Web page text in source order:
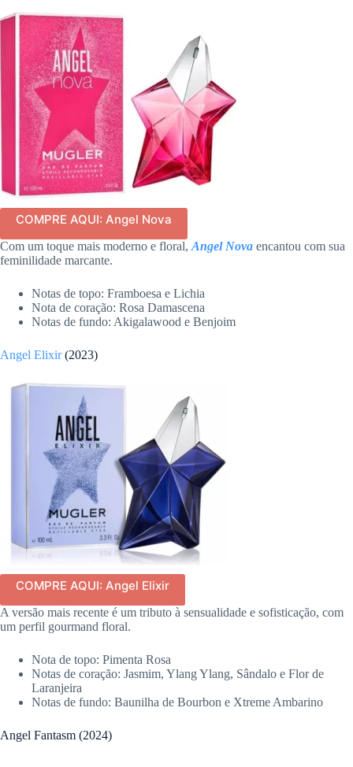
COMPRE AQUI: Angel Nova
Com um toque mais moderno e floral, Angel Nova encantou com sua
feminilidade marcante.
Notas de topo: Framboesa e Lichia
Nota de coração: Rosa Damascena
Notas de fundo: Akigalawood e Benjoim
Angel Elixir(2023)
COMPRE AQUI: Angel Elixir
A versão mais recente é um tributo à sensualidade e sofisticação, com
um perfil gourmand floral.
Nota de topo: Pimenta Rosa
Notas de coração: Jasmim, Ylang Ylang, Sândalo e Flor de
Laranjeira
Notas de fundo: Baunilha de Bourbon e Xtreme Ambarino
Angel Fantasm (2024)